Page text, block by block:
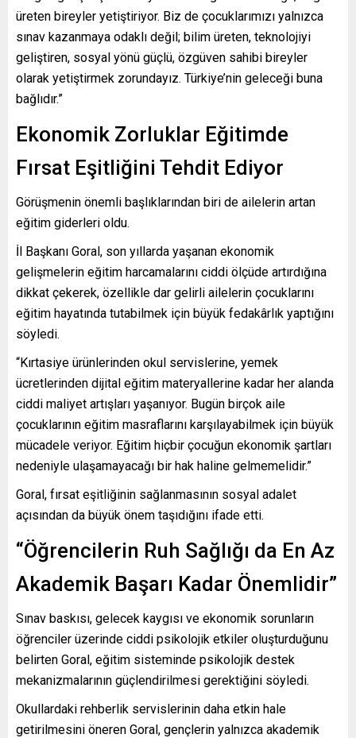
üreten bireyler yetiştiriyor. Biz de çocuklarımızı yalnızca
sınav kazanmaya odaklı değil; bilim üreten, teknolojiyi
geliştiren, sosyal yönü güçlü, özgüven sahibi bireyler
olarak yetiştirmek zorundayız. Türkiye’nin geleceği buna
bağlıdır.”
Ekonomik Zorluklar Eğitimde
Fırsat Eşitliğini Tehdit Ediyor
Görüşmenin önemli başlıklarından biri de ailelerin artan
eğitim giderleri oldu.
İl Başkanı Goral, son yıllarda yaşanan ekonomik
gelişmelerin eğitim harcamalarını ciddi ölçüde artırdığına
dikkat çekerek, özellikle dar gelirli ailelerin çocuklarını
eğitim hayatında tutabilmek için büyük fedakârlık yaptığını
söyledi.
“Kırtasiye ürünlerinden okul servislerine, yemek
ücretlerinden dijital eğitim materyallerine kadar her alanda
ciddi maliyet artışları yaşanıyor. Bugün birçok aile
çocuklarının eğitim masraflarını karşılayabilmek için büyük
mücadele veriyor. Eğitim hiçbir çocuğun ekonomik şartları
nedeniyle ulaşamayacağı bir hak haline gelmemelidir.”
Goral, fırsat eşitliğinin sağlanmasının sosyal adalet
açısından da büyük önem taşıdığını ifade etti.
“Öğrencilerin Ruh Sağlığı da En Az
Akademik Başarı Kadar Önemlidir”
Sınav baskısı, gelecek kaygısı ve ekonomik sorunların
öğrenciler üzerinde ciddi psikolojik etkiler oluşturduğunu
belirten Goral, eğitim sisteminde psikolojik destek
mekanizmalarının güçlendirilmesi gerektiğini söyledi.
Okullardaki rehberlik servislerinin daha etkin hale
getirilmesini öneren Goral, gençlerin yalnızca akademik